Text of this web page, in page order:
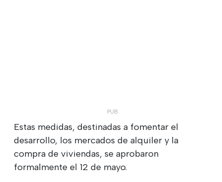
Estas medidas, destinadas a fomentar el
desarrollo, los mercados de alquiler y la
compra de viviendas, se aprobaron
formalmente el 12 de mayo.